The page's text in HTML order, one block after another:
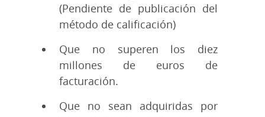
(Pendiente de publicación del
método de calificación)
Que no superen los diez
millones de euros de
facturación.
Que no sean adquiridas por